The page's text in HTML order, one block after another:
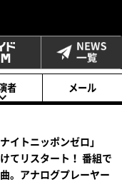
ワイドFM
者 メール
イトニッポンゼロ」
てリスタート！ 番組で
。アナログプレーヤー